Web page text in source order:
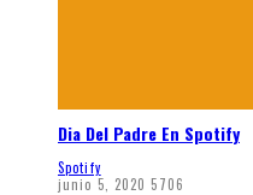
Dia Del Padre En Spotify
Spotify
junio 5, 2020 5706